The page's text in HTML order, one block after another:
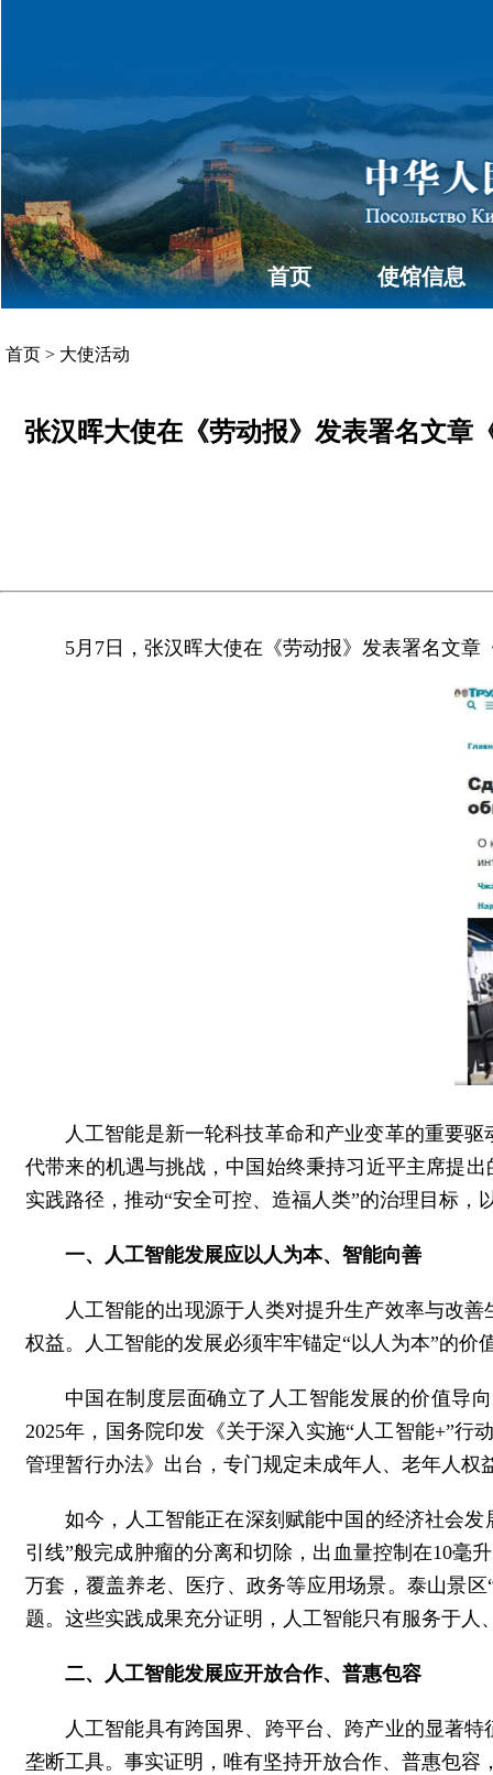
首页 使馆信息
首页 > 大使活动
张汉晖大使在《劳动报》发表署名文
5月7日，张汉晖大使在《劳动报》发表署名文
人工智能是新一轮科技革命和产业变革的重要
代带来的机遇与挑战，中国始终秉持习近平主席提
实践路径，推动“安全可控、造福人类”的治理目标
一、人工智能发展应以人为本、智能向善
人工智能的出现源于人类对提升生产效率与改
权益。人工智能的发展必须牢牢锚定“以人为本”的
中国在制度层面确立了人工智能发展的价值导
2025年，国务院印发《关于深入实施“人工智能+”行
管理暂行办法》出台，专门规定未成年人、老年人
如今，人工智能正在深刻赋能中国的经济社会
引线”般完成肿瘤的分离和切除，出血量控制在10毫
万套，覆盖养老、医疗、政务等应用场景。泰山景
题。这些实践成果充分证明，人工智能只有服务于
二、人工智能发展应开放合作、普惠包容
人工智能具有跨国界、跨平台、跨产业的显著
垄断工具。事实证明，唯有坚持开放合作、普惠包